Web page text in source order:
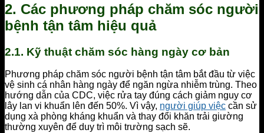
2. Các phương pháp chăm sóc người
bệnh tận tâm hiệu quả
2.1. Kỹ thuật chăm sóc hàng ngày cơ bản
Phương pháp chăm sóc người bệnh tận tâm bắt đầu từ việc
vệ sinh cá nhân hàng ngày để ngăn ngừa nhiễm trùng. Theo
hướng dẫn của CDC, việc rửa tay đúng cách giảm nguy cơ
lây lan vi khuẩn lên đến 50%. Vì vậy, người giúp việc cần sử
dụng xà phòng kháng khuẩn và thay đổi khăn trải giường
thường xuyên để duy trì môi trường sạch sẽ.